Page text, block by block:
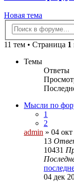
Новая тема
11 тем • Страница 1
Темы
Ответы
Мысли по
1
2
admin » 04
13
10431
04 дек